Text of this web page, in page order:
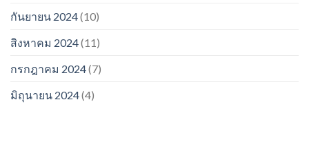
กันยายน 2024(10)
สิงหาคม 2024(11)
กรกฎาคม 2024(7)
มิถุนายน 2024(4)